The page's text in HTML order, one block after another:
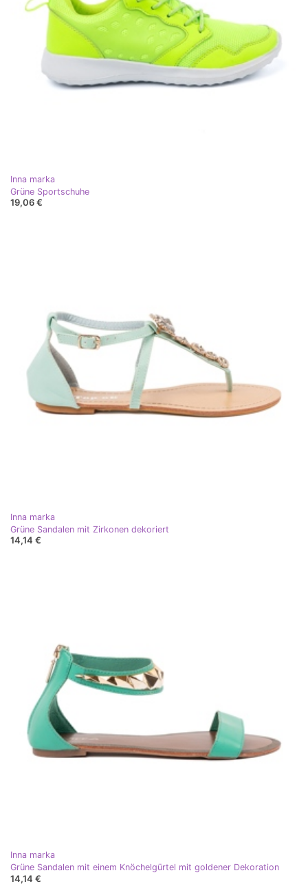
Inna marka
Grüne Sportschuhe
19,06 €
Inna marka
Grüne Sandalen mit Zirkonen dekoriert
14,14 €
Inna marka
Grüne Sandalen mit einem Knöchelgürtel mit goldener Dekoration
14,14 €